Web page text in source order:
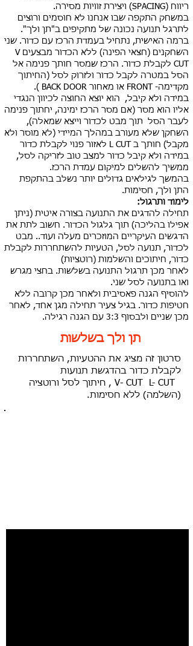
ריווח (SPACING) ויצירת זוויות מסירה.
במשחק התקפה שבו אנחנו לא חוסמים ורוצים
לתרגל תנועה נכונה של מתקיפים ב"תן ולך".
ברמה האישית, נתחיל בעמדת הרכז עם כדור. שני
השחקנים (חצאי הפינה) ללא הכדור מבצעים V
CUT לקבלת כדור. הרכז שמסר חותך פנימה אל
הסל במטרה לקבל כדור ולזרוק לסל (החיתוך
מקדימה- FRONT או מאחור BACK DOOR ).
במידה ולא קיבל, הוא יוצא החוצה לכיוון הנגדי
אליו הוא מסר (אם מסר הרכז ימינה, יחתוך פנימה
לעבר הסל תוך מבט לכדור וייצא שמאלה),
השחקן שלא מעורב במהלך המיידי (לא מוסר ולא
מקבל) חותך ב L CUT לאזור פנוי לקבלת כדור
במידה ולא קיבל כדור למצב טוב לזריקה לסל,
ממשיך להשלים למיקום עמדת הרכז.
בהמשך לגילאים גדולים יותר נשלב בהתקפת
התן ולך, חסימות.
לימוד ותרגול:
תחילה להדגים את התנועה בצורה איטית (ניתן
אפילו בהליכה) תוך גלגול הכדור. חשוב לתת את
הדגשים העיקריים המוזכרים מעלה ועוד.. מבט
לכדור, תנועה לסל, הטעיות להשתחררות לקבלת
כדור, חיתוכים והשלמות (רוטציות)
לאחר מכן תרגול התנועה בשלשות. בחצי מגרש
ואו בתנועה לסל שני.
להוסיף הגנה פאסיבית ולאחר מכן קרובה ללא
חטיפות כדור. בגיל צעיר תחילה מגן אחד, לאחר
מכן שניים ולבסוף 3:3 עם הגנה רגילה.
תן ולך בשלשות
סרטון זה מציג את ההטעיות, השתחררות
לקבלת כדור בהדגשת תנועות
V- CUT L- CUT , חיתוך לסל ורוטציה
(השלמה) ללא חסימות.